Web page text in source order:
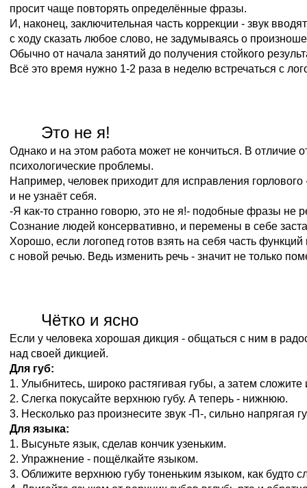
просит чаще повторять определённые фразы.
И, наконец, заключительная часть коррекции - звук
с ходу сказать любое слово, не задумываясь о
Обычно от начала занятий до получения стойкого
Всё это время нужно 1-2 раза в неделю встречаться с
Это не я!
Однако и на этом работа может не кончиться. В отличие
психологические проблемы.
Например, человек приходит для исправления
и не узнаёт себя.
-Я как-то странно говорю, это не я!- подобные фразы не
Сознание людей консервативно, и перемены в себе
Хорошо, если логопед готов взять на себя часть
с новой речью. Ведь изменить речь - значит не только
Чётко и ясно
Если у человека хорошая дикция - общаться с ним в
над своей дикцией.
Для губ:
1. Улыбнитесь, широко растягивая губы, а затем сложите
2. Слегка покусайте верхнюю губу. А теперь - нижнюю.
3. Несколько раз произнесите звук -П-, сильно напрягая
Для языка:
1. Высуньте язык, сделав кончик узеньким.
2. Упражнение - пощёлкайте языком.
3. Оближите верхнюю губу тоненьким языком, как будто